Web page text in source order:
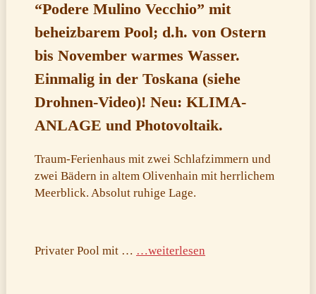
“Podere Mulino Vecchio” mit
beheizbarem Pool; d.h. von Ostern
bis November warmes Wasser.
Einmalig in der Toskana (siehe
Drohnen-Video)! Neu: KLIMA-
ANLAGE und Photovoltaik.
Traum-Ferienhaus mit zwei Schlafzimmern und
zwei Bädern in altem Olivenhain mit herrlichem
Meerblick. Absolut ruhige Lage.
Privater Pool mit … …weiterlesen